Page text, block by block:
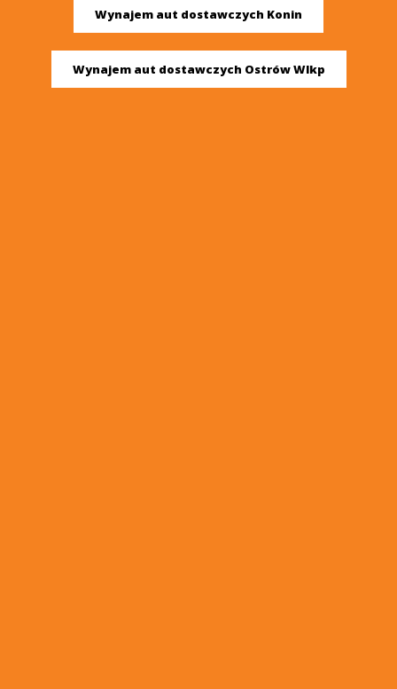
Wynajem aut dostawczych Konin
Wynajem aut dostawczych Ostrów Wlkp